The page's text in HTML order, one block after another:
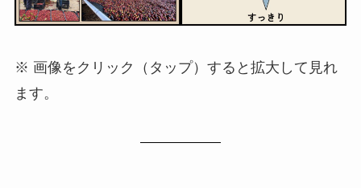
※ 画像をクリック（タップ）すると拡大して見れ
ます。